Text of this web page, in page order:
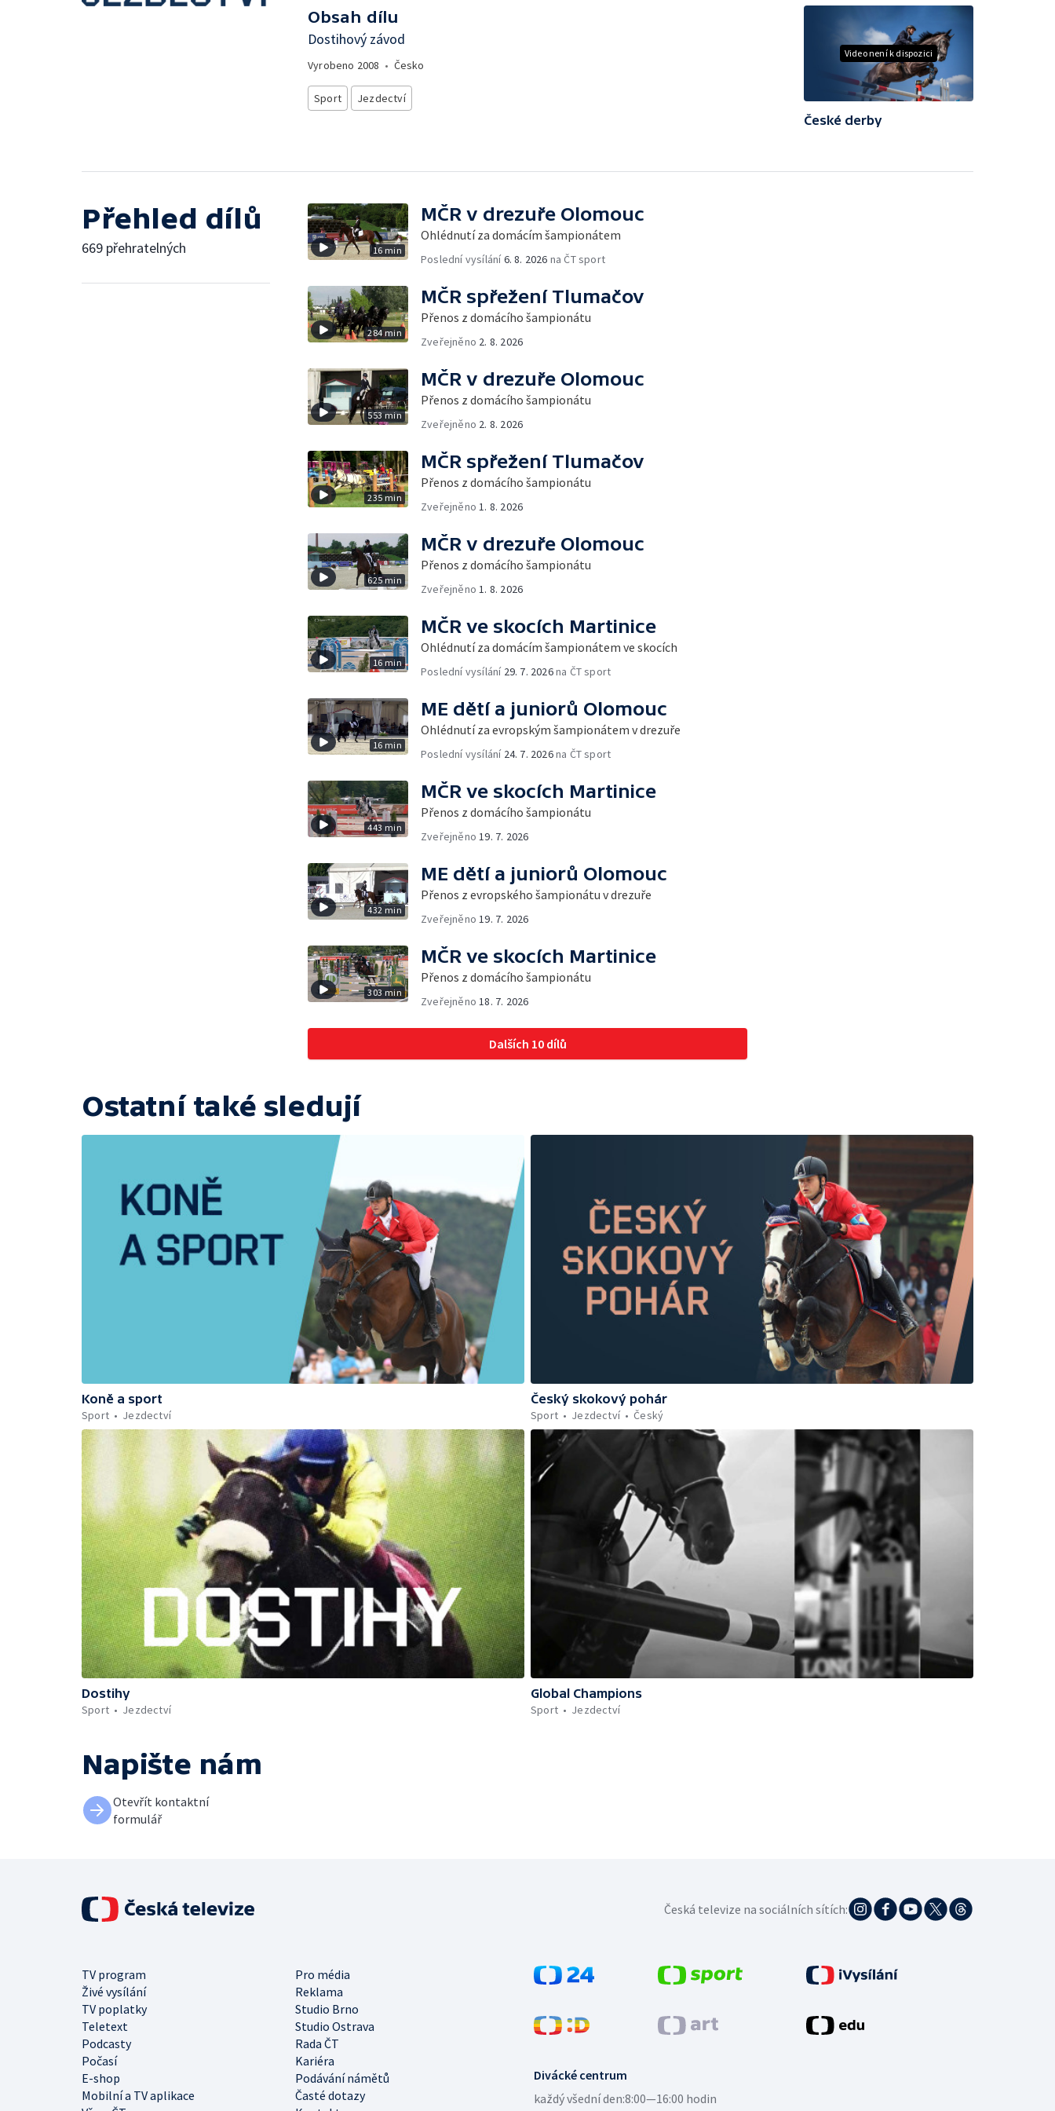
Obsah dílu
Dostihový závod
Vyrobeno 2008 • Česko
Sport Jezdectví
Video není k dispozici
České derby
Přehled dílů
669 přehratelných 16 min
MČR v drezuře Olomouc
Ohlédnutí za domácím šampionátem
Poslední vysílání6. 8. 2026 na ČT sport
284 min
MČR spřežení Tlumačov
Přenos z domácího šampionátu
Zveřejněno 2. 8. 2026
553 min
MČR v drezuře Olomouc
Přenos z domácího šampionátu
Zveřejněno 2. 8. 2026
235 min
MČR spřežení Tlumačov
Přenos z domácího šampionátu
Zveřejněno 1. 8. 2026
625 min
MČR v drezuře Olomouc
Přenos z domácího šampionátu
Zveřejněno 1. 8. 2026
16 min
MČR ve skocích Martinice
Ohlédnutí za domácím šampionátem ve skocích
Poslední vysílání 29. 7. 2026na ČT sport
16 min
ME dětí a juniorů Olomouc
Ohlédnutí za evropským šampionátem v drezuře
Poslední vysílání 24. 7. 2026na ČT sport
443 min
MČR ve skocích Martinice
Přenos z domácího šampionátu
Zveřejněno 19. 7. 2026
432 min
ME dětí a juniorů Olomouc
Přenos z evropského šampionátu v drezuře
Zveřejněno 19. 7. 2026
303 min
MČR ve skocích Martinice
Přenos z domácího šampionátu
Zveřejněno 18. 7. 2026
Dalších 10 dílů
Ostatní také sledují
Koně a sport
Sport
Jezdectví
Český skokový pohár
Sport
Jezdectví Český
Dostihy
Sport
Jezdectví
Global Champions
Sport
Jezdectví
Napište nám
Otevřít kontaktní
formulář
Divácké centrum
každý všední den:8:00—16:00 hodin
TV program
Pro média
Živé vysílání
Reklama
TV poplatky
Studio Brno
Teletext
Studio Ostrava
Podcasty
Rada ČT
Počasí
Kariéra
E-shop
Podávání námětů
Mobilní a TV aplikace
Časté dotazy
Česká televize na sociálních sítích: